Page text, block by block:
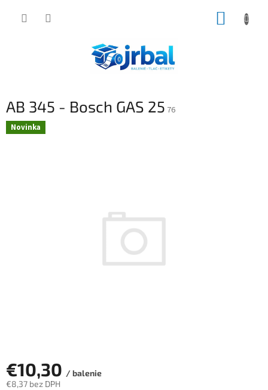
AB 345 - Bosch GAS 25 76
Novinka
€10,30 / balenie
€8,37 bez DPH